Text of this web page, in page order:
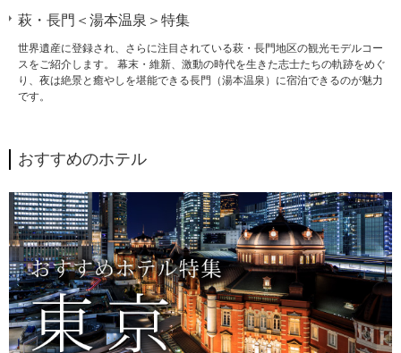
萩・長門＜湯本温泉＞特集
世界遺産に登録され、さらに注目されている萩・長門地区の観光モデルコー
スをご紹介します。 幕末・維新、激動の時代を生きた志士たちの軌跡をめぐ
り、夜は絶景と癒やしを堪能できる長門（湯本温泉）に宿泊できるのが魅力
です。
おすすめのホテル